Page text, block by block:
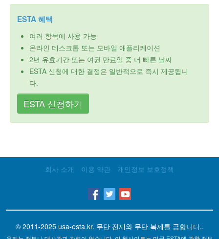
ESTA 혜택
여러 항목에 사용 가능
온라인 데스크톱 또는 모바일 애플리케이션
2년 유효기간 또는 여권 만료일 중 더 빠른 날짜
ESTA 신청에 대한 결정은 일반적으로 즉시 제공됩니
다.
ESTA 신청하기
회사 소개 이용 약관 개인정보 보호정책
© 2011-2025 usa-esta.kr. 무단 전재와 무단 복제를 금합니다..